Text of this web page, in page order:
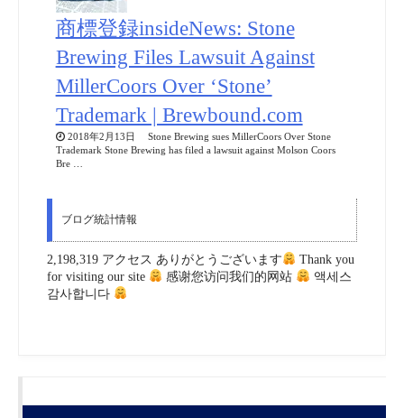
商標登録insideNews: Stone
Brewing Files Lawsuit Against
MillerCoors Over ‘Stone’
Trademark | Brewbound.com
2018年2月13日 Stone Brewing sues MillerCoors Over Stone
Trademark Stone Brewing has filed a lawsuit against Molson Coors
Bre …
ブログ統計情報
2,198,319 アクセス ありがとうございます
Thank you
for visiting our site
感谢您访问我们的网站
액세스
감사합니다